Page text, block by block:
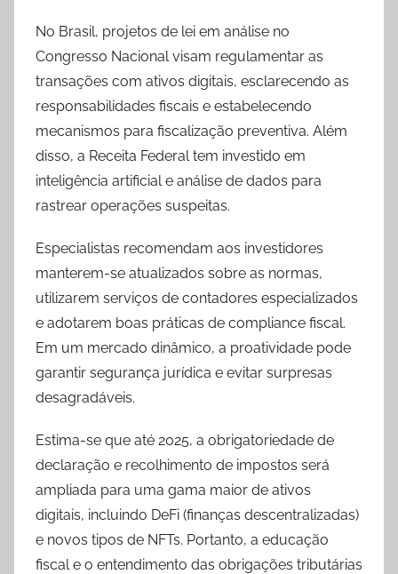
No Brasil, projetos de lei em análise no
Congresso Nacional visam regulamentar as
transações com ativos digitais, esclarecendo as
responsabilidades fiscais e estabelecendo
mecanismos para fiscalização preventiva. Além
disso, a Receita Federal tem investido em
inteligência artificial e análise de dados para
rastrear operações suspeitas.
Especialistas recomendam aos investidores
manterem-se atualizados sobre as normas,
utilizarem serviços de contadores especializados
e adotarem boas práticas de compliance fiscal.
Em um mercado dinâmico, a proatividade pode
garantir segurança jurídica e evitar surpresas
desagradáveis.
Estima-se que até 2025, a obrigatoriedade de
declaração e recolhimento de impostos será
ampliada para uma gama maior de ativos
digitais, incluindo DeFi (finanças descentralizadas)
e novos tipos de NFTs. Portanto, a educação
fiscal e o entendimento das obrigações tributárias